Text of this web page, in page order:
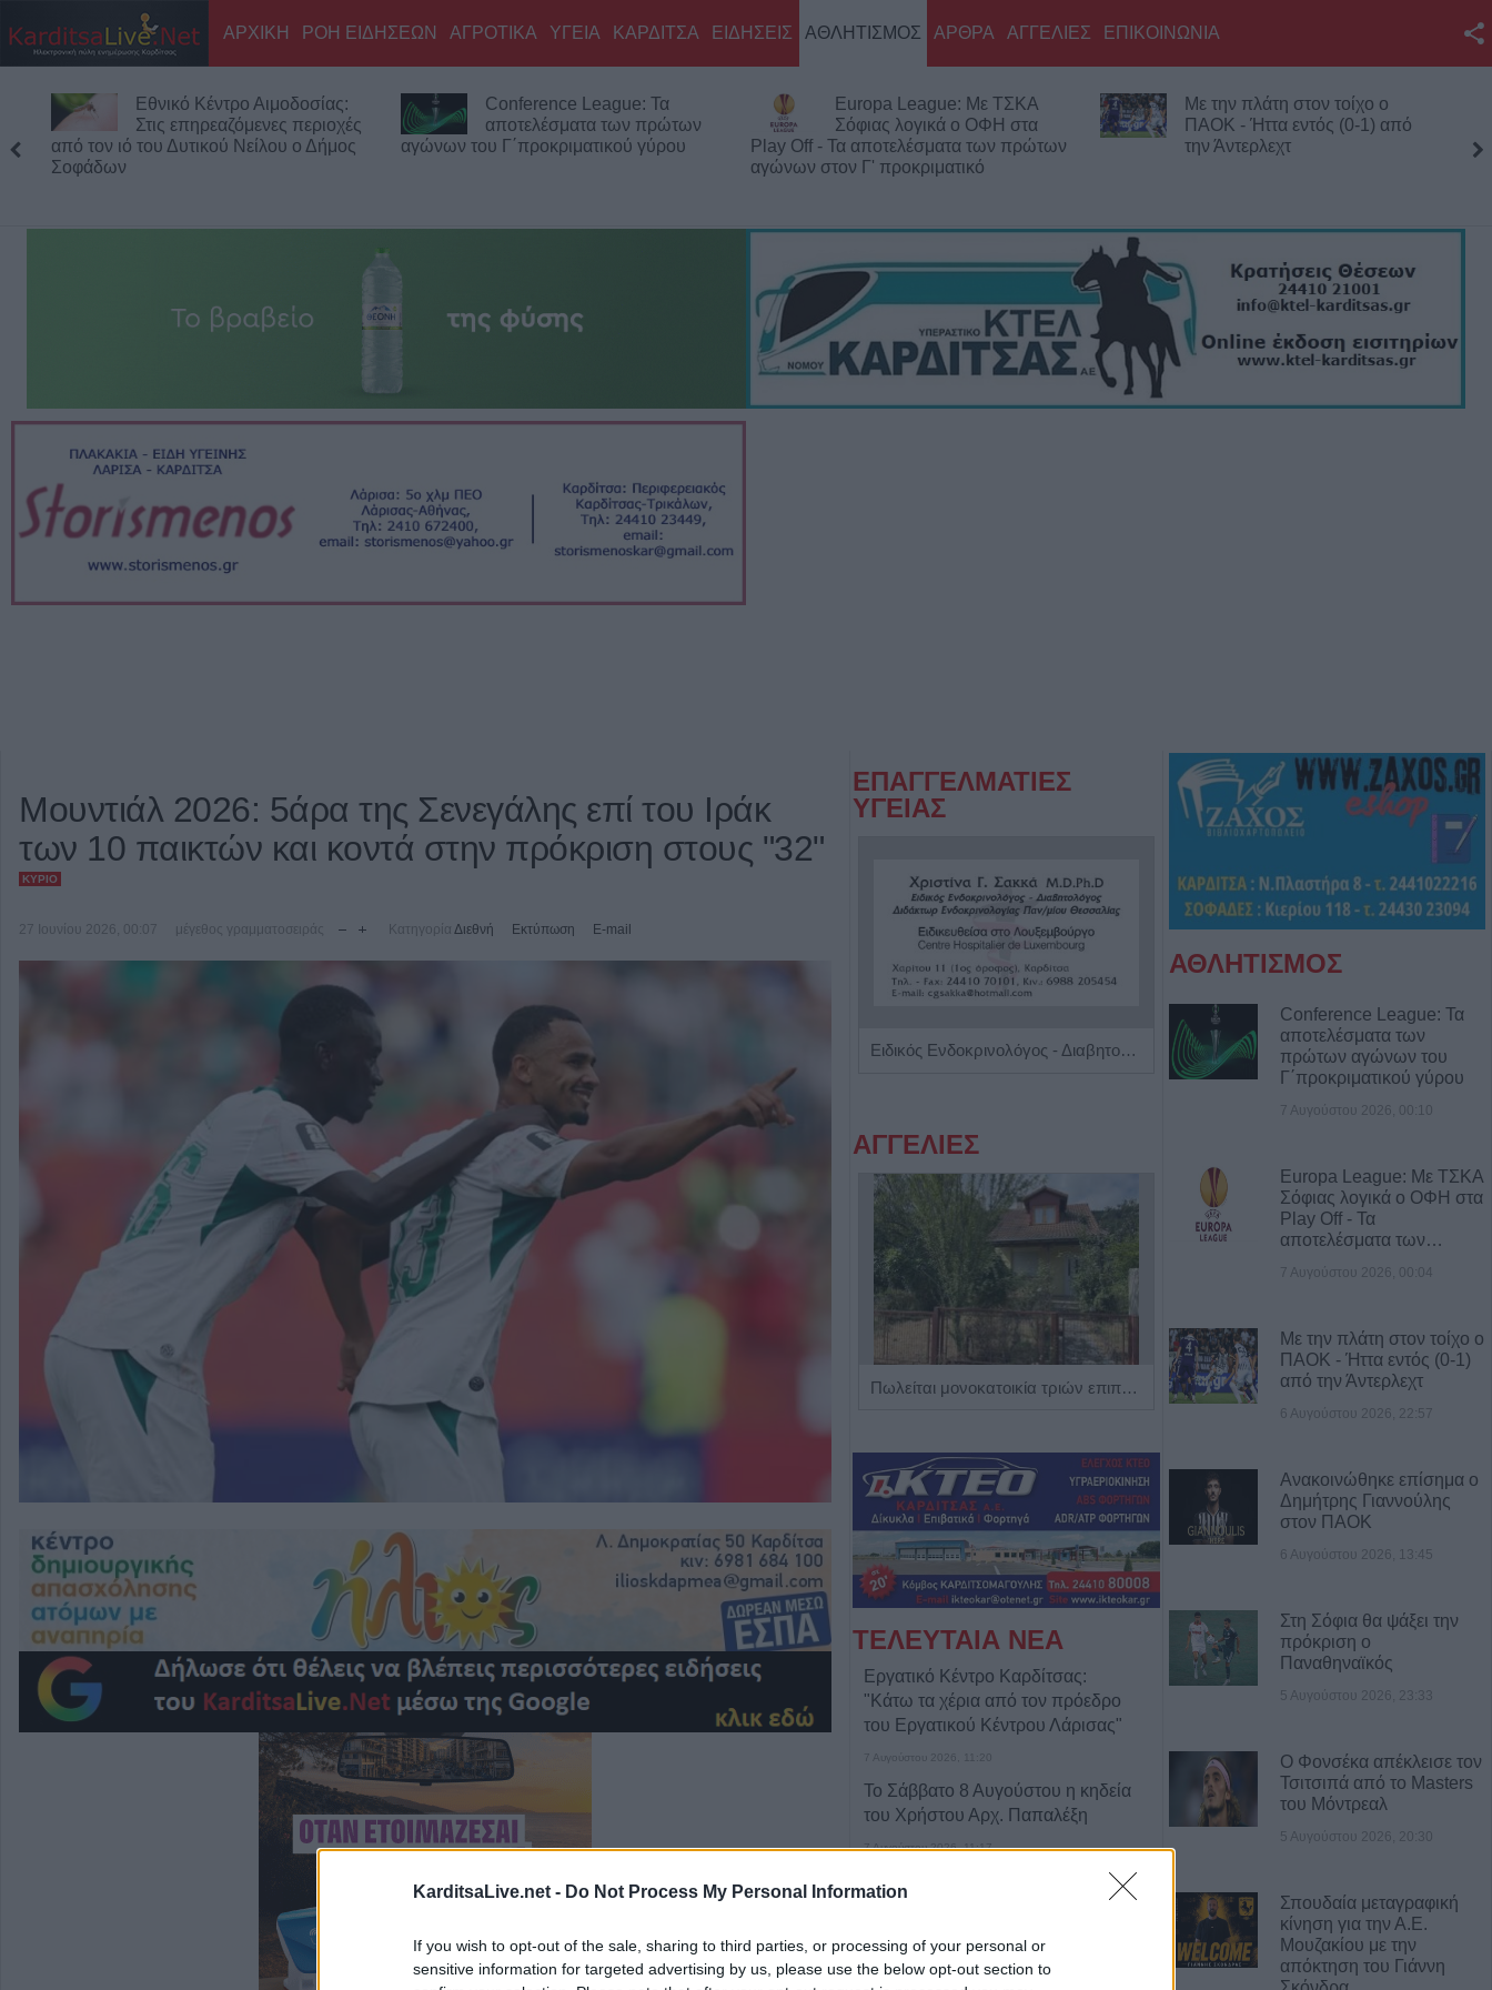
KarditsaLive.net - Do Not Process My Personal Information
If you wish to opt-out of the sale, sharing to third parties, or processing of your personal or
sensitive information for targeted advertising by us, please use the below opt-out section to
Twitter
Επικοινωνία με το
ΑΡΧΙΚΗ ΡΟΗ ΕΙΔΗΣΕΩΝ ΑΓΡΟΤΙΚΑ ΥΓΕΙΑ ΚΑΡΔΙΤΣΑ ΕΙΔΗΣΕΙΣ ΑΘΛΗΤΙΣΜΟΣ ΑΡΘΡΑ ΑΓΓΕΛΙΕΣ ΕΠΙΚΟΙΝΩΝΙΑ
Εθνικό Κέντρο Αιμοδοσίας:
Στις επηρεαζόμενες περιοχές
από τον ιό του Δυτικού Νείλου ο Δήμος
Σοφάδων
Conference League: Τα
αποτελέσματα των πρώτων
αγώνων του Γ΄προκριματικού γύρου
Europa League: Με ΤΣΚΑ
Σόφιας λογικά ο ΟΦΗ στα
Play Off - Τα αποτελέσματα των πρώτων
αγώνων στον Γ' προκριματικό
Με την πλάτη στον τοίχο ο
ΠΑΟΚ - Ήττα εντός (0-1) από
την Άντερλεχτ
Μουντιάλ 2026: 5άρα της Σενεγάλης επί του Ιράκ
των 10 παικτών και κοντά στην πρόκριση στους "32"
ΚΎΡΙΟ
27 Ιουνίου 2026, 00:07 μέγεθος γραμματοσειράς Κατηγορία Διεθνή Εκτύπωση E-mail
ΕΠΑΓΓΕΛΜΑΤΙΕΣ
ΥΓΕΙΑΣ
Ειδικός Ενδοκρινολόγος - Διαβητολόγος 'Χριστίνα Γ. Σακκά' Κέντρο Ειδικών Θεραπειών Παιδιού 'Ανάπτυξη 'Λόγου'
ΑΓΓΕΛΙΕΣ
Πωλείται μονοκατοικία τριών επιπέδων στο καταπράσινο Πευκόφυτο Καρδίτσας
ΤΕΛΕΥΤΑΙΑ ΝΕΑ
Εργατικό Κέντρο Καρδίτσας:
"Κάτω τα χέρια από τον πρόεδρο
του Εργατικού Κέντρου Λάρισας"
7 Αυγούστου 2026, 11:20
Το Σάββατο 8 Αυγούστου η κηδεία
του Χρήστου Αρχ. Παπαλέξη
7 Αυγούστου 2026, 11:17
Δίκτυο Αλληλεγγύης: "Λευτεριά
στην Παλαιστίνη - 9 Αυγούστου
σε νησιά, βουνά και πόλεις
ενάντια στη γενοκτονία στην
ΑΘΛΗΤΙΣΜΟΣ
Conference League: Τα
αποτελέσματα των
πρώτων αγώνων του
Γ΄προκριματικού γύρου
7 Αυγούστου 2026, 00:10
Europa League: Με ΤΣΚΑ
Σόφιας λογικά ο ΟΦΗ στα
Play Off - Τα
αποτελέσματα των…
7 Αυγούστου 2026, 00:04
Με την πλάτη στον τοίχο ο
ΠΑΟΚ - Ήττα εντός (0-1)
από την Άντερλεχτ
6 Αυγούστου 2026, 22:57
Ανακοινώθηκε επίσημα ο
Δημήτρης Γιαννούλης
στον ΠΑΟΚ
6 Αυγούστου 2026, 13:45
Στη Σόφια θα ψάξει την
πρόκριση ο
Παναθηναϊκός
5 Αυγούστου 2026, 23:33
Ο Φονσέκα απέκλεισε τον
Τσιτσιπά από το Masters
του Μόντρεαλ
5 Αυγούστου 2026, 20:30
Σπουδαία μεταγραφική
κίνηση για την Α.Ε.
Μουζακίου με την
απόκτηση του Γιάννη